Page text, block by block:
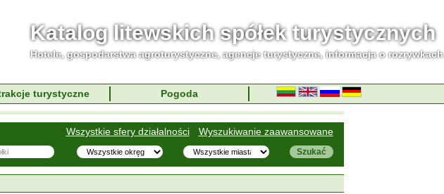
Katalog litewskich spółek turystycznych
Hotele, gospodarstwa agroturystyczne, agencje turystyczne, informacja o rozrywkach
turystyczne Pogoda
Wszystkie sfery działalności Wyszukiwanie zaawansowane